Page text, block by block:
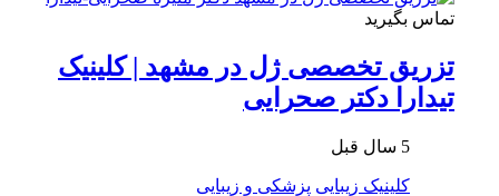
تماس بگیرید
تزریق تخصصی ژل در مشهد | کلینیک
تیدارا دکتر صحرایی
5 سال قبل
کلینیک زیبایی پزشکی و زیبایی